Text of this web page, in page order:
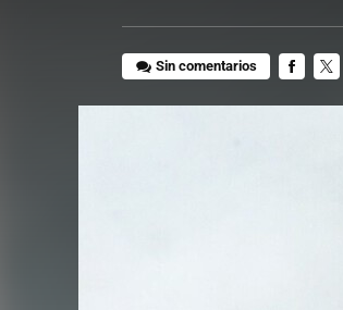
Sin comentarios